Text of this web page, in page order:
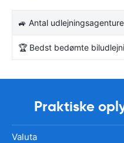
🚙 Antal
🏆 Bedst bedømte
Praktiske
Valuta